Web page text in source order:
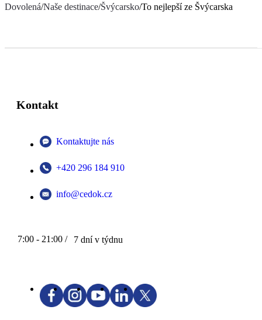
Dovolená/Naše destinace/Švýcarsko/To nejlepší ze Švýcarska
Kontakt
Kontaktujte nás
+420 296 184 910
info@cedok.cz
7:00 - 21:00 / 7 dní v týdnu